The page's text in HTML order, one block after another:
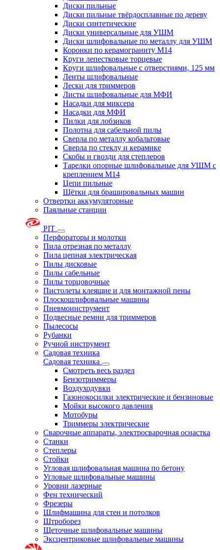
Диски пильные
Диски пильные твёрдосплавные по дереву
Диски синтетические
Диски универсальные для УШМ
Диски шлифовальные по металлу для УШМ
Коронки по керамограниту M14
Круги лепестковые торцевые
Круги шлифовальные с отверстиями, 125 мм
Ленты шлифовальные
Лески для триммеров
Листы шлифовальные для МФИ
Насадки для миксера
Насадки для МФИ
Пилки для лобзиков
Полотна для сабельной пилы
Сверла по металлу кобальтовые
Сверла по стеклу и керамике
Скобы и гвозди для степлеров
Тарелки опорные шлифовальные для УШМ с
креплением М14
Цепи пильные
Щётки для брашировальных машин
Отвертки аккумуляторные
Паяльные станции
PIT
Перфораторы и молотки
Пила отрезная по металлу
Пила цепная электрическая
Пилы дисковые
Пилы сабельные
Пилы торцовочные
Пистолеты клеящие и для монтажной пены
Плоскошлифовальные машины
Пневмоинструмент
Подвесные ремни для триммеров
Пылесосы
Рубанки
Ручной инструмент
Садовая техника
Садовая техника
Смотреть весь раздел
Бензотриммеры
Воздуходувки
Газонокосилки электрические и бензиновые
Мойки высокого давления
Мотобуры
Триммеры электрические
Сварочные аппараты, электросварочная оснастка
Станки
Степлеры
Стойки
Угловая шлифовальная машина по бетону
Угловые шлифовальные машины
Уровни лазерные
Фен технический
Фрезеры
Шлифмашина для стен и потолков
Штроборез
Щеточные шлифовальные машины
Эксцентриковые шлифовальные машины